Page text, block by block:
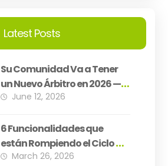
Latest Posts
Su Comunidad Va a Tener
un Nuevo Árbitro en 2026 —
¿Está Su PH Preparado?
June 12, 2026
6 Funcionalidades que
están Rompiendo el Ciclo de
Inseguridad Residencial
March 26, 2026